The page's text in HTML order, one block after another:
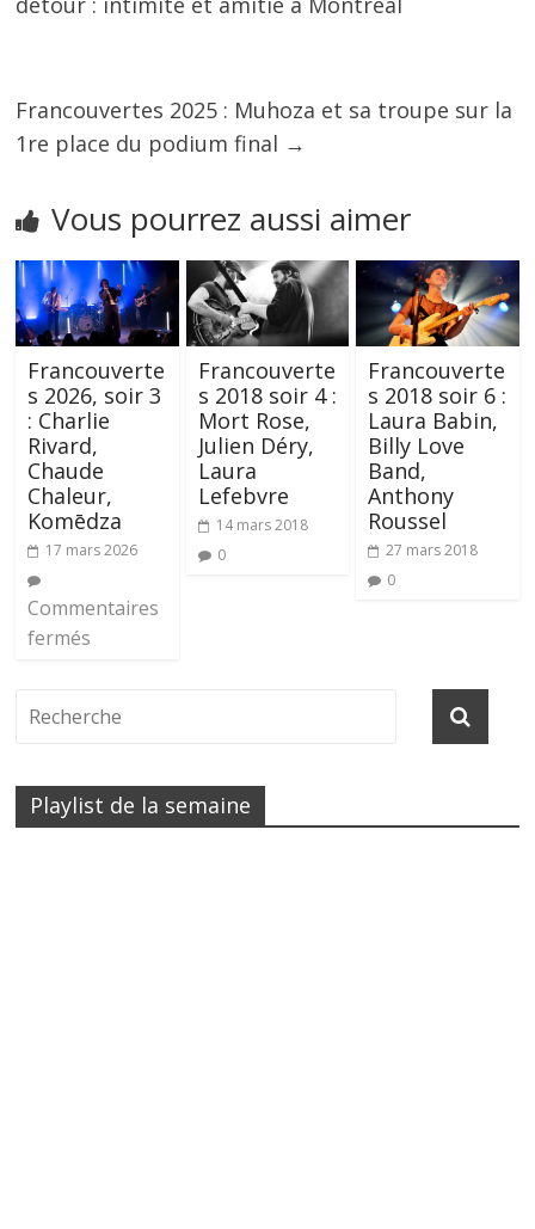
Francouvertes 2025 : Muhoza et sa troupe sur la
1re place du podium final →
Vous pourrez aussi aimer
Francouverte
s 2026, soir 3
: Charlie
Rivard,
Chaude
Chaleur,
Komēdza
17 mars 2026
Commentaires
fermés
Francouverte
s 2018 soir 4 :
Mort Rose,
Julien Déry,
Laura
Lefebvre
14 mars 2018
0
Francouverte
s 2018 soir 6 :
Laura Babin,
Billy Love
Band,
Anthony
Roussel
27 mars 2018
0
Playlist de la semaine